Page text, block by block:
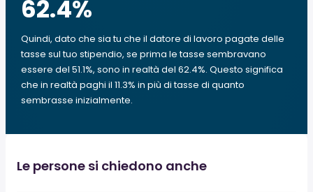
62.4%
Quindi, dato che sia tu che il datore di lavoro pagate delle
tasse sul tuo stipendio, se prima le tasse sembravano
essere del 51.1%, sono in realtà del 62.4%. Questo significa
che in realtà paghi il 11.3% in più di tasse di quanto
sembrasse inizialmente.
Le persone si chiedono anche